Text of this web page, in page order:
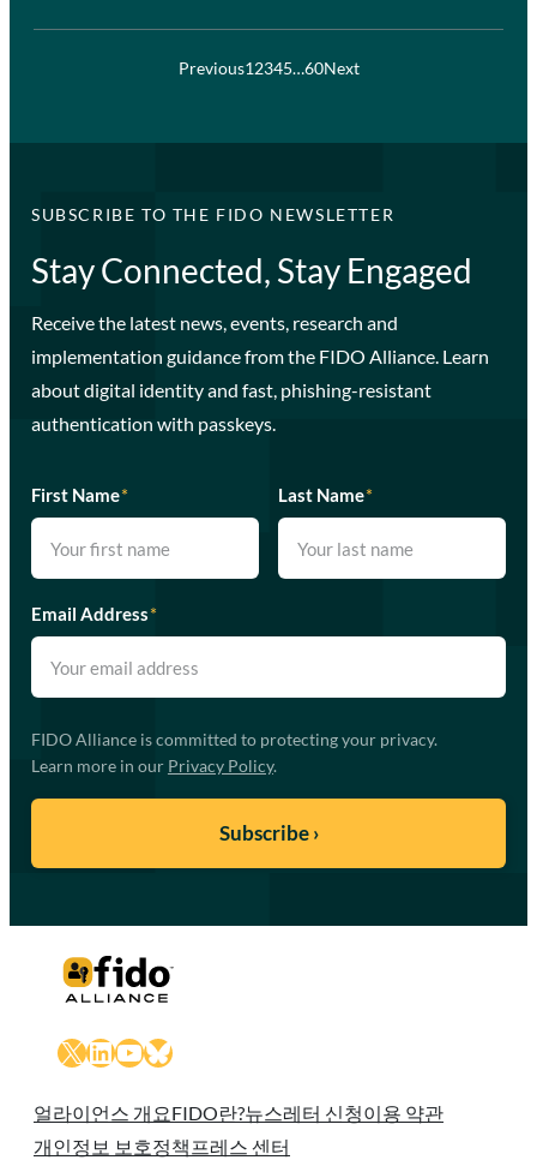
Previous12345…60Next
SUBSCRIBE TO THE FIDO NEWSLETTER
Stay Connected, Stay Engaged
Receive the latest news, events, research and
implementation guidance from the FIDO Alliance. Learn
about digital identity and fast, phishing-resistant
authentication with passkeys.
First Name* Last Name*
Email Address*
FIDO Alliance is committed to protecting your privacy.
Learn more in our Privacy Policy.
X LinkedIn
YouTube
Bluesky
얼라이언스 개요FIDO란?뉴스레터 신청이용 약관
개인정보 보호정책 프레스 센터